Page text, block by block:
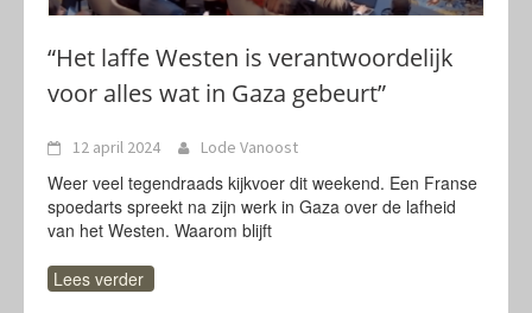
“Het laffe Westen is verantwoordelijk
voor alles wat in Gaza gebeurt”
12 april 2024 Lode Vanoost
Weer veel tegendraads kijkvoer dit weekend. Een Franse
spoedarts spreekt na zijn werk in Gaza over de lafheid
van het Westen. Waarom blijft
Lees verder